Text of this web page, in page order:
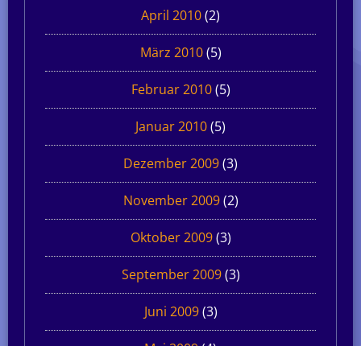
April 2010(2)
März 2010(5)
Februar 2010(5)
Januar 2010(5)
Dezember 2009(3)
November 2009(2)
Oktober 2009(3)
September 2009(3)
Juni 2009(3)